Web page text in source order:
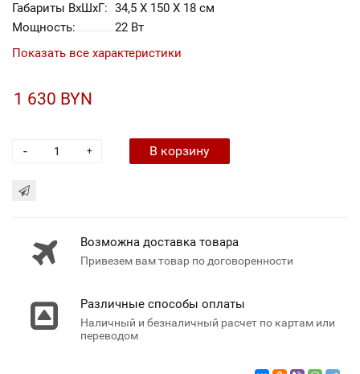
Габариты ВхШхГ: 34,5 Х 150 Х 18 см
Мощность:
22 Вт
Показать все характеристики
1 630 BYN
+
- В корзину
Возможна доставка товара
Привезем вам товар по договоренности
Различные способы оплаты
Наличный и безналичный расчет по картам или
переводом